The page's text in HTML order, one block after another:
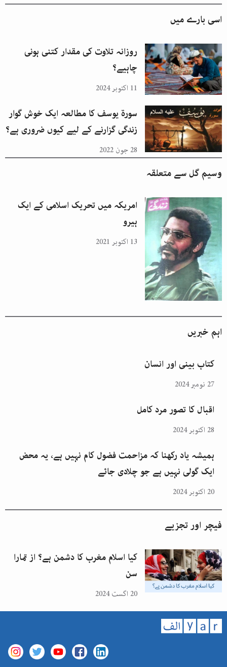
اسی بارے میں
روزانہ تلاوت کی مقدار کتنی ہونی
چاہیے؟
11 اکتوبر 2024
سورۃ یوسف کا مطالعہ ایک خوش گوار
زندگی گزارنے کے لیے کیوں ضروری ہے؟
28 جون 2022
وسیم گلسے متعلقہ
امریکہ میں تحریک اسلامی کے ایک
ہیرو
13 اکتوبر 2021
اہم خبریں
کتاب بینی اور انسان
27 نومبر 2024
اقبال کا تصور مرد کامل
28 اکتوبر 2024
ہمیشہ یاد رکھنا کہ مزاحمت فضول کام نہیں ہے، یہ محض
ایک گولی نہیں ہے جو چلادی جائے
20 اکتوبر 2024
فیچر اور تجزیے
کیا اسلام مغرب کا دشمن ہے؟ از تمارا
سن
20 اگست 2024